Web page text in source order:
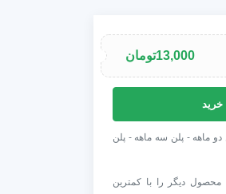
13,000تومان
خرید
ماهه - پلن سه ماهه - پلن
شما می توانید این محصول و 24574 محصول دیگر را با کمترین